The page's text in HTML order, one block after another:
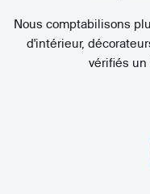
Nous comptabilisons
d'intérieur,
vérifiés un